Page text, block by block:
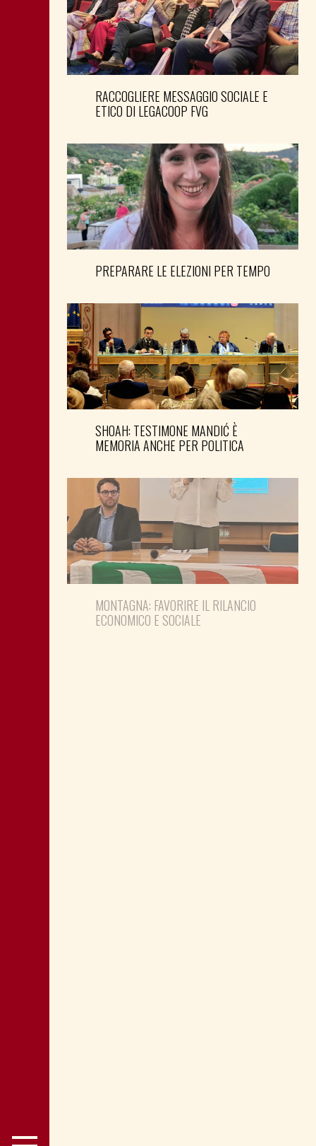
RACCOGLIERE MESSAGGIO SOCIALE E
ETICO DI LEGACOOP FVG
PREPARARE LE ELEZIONI PER TEMPO
SHOAH: TESTIMONE MANDIĆ È
MEMORIA ANCHE PER POLITICA
MONTAGNA: FAVORIRE IL RILANCIO
ECONOMICO E SOCIALE